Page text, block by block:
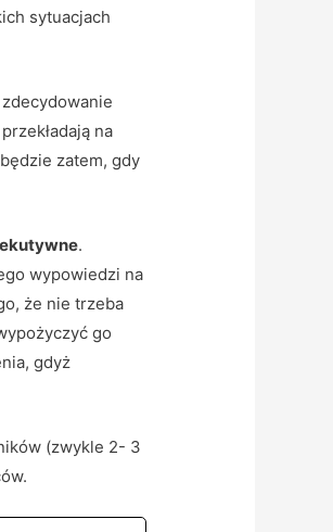
sytuacjach
na
zatem, gdy
.
wypowiedzi na
że nie trzeba
go
gdyż
(zwykle 2- 3